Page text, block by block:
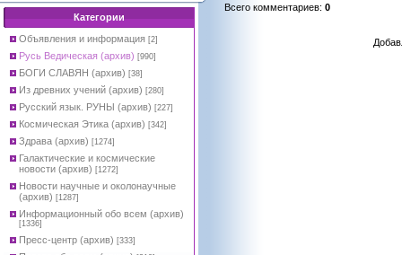
Категории
Объявления и информация [2]
Русь Ведическая (архив) [990]
БОГИ СЛАВЯН (архив) [38]
Из древних учений (архив) [280]
Русский язык. РУНЫ (архив) [227]
Космическая Этика (архив) [342]
Здрава (архив) [1274]
Галактические и космические
новости (архив) [1272]
Новости научные и околонаучные
(архив) [1287]
Информационный обо всем (архив)
[1336]
Пресс-центр (архив) [333]
Всего комментариев: 0